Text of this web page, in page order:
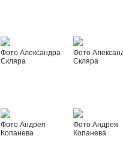
Фото Александра
Скляра
Фото
Скляра
Фото Андрея
Копанева
Фото Андрея
Копанева